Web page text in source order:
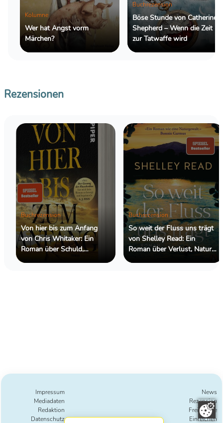
Kolumne
Wer hat Angst vorm
Märchen?
Buchrezension
Böse Stunde von Catherine
Shepherd – Wenn die Zeit
zur Tatwaffe wird
Rezensionen
Buchrezension
Von hier bis zum Anfang
von Chris Whitaker: Ein
Roman über Schuld,
Hoffnung und die
Buchrezension
So weit der Fluss uns trägt
von Shelley Read: Ein
Roman über Verlust, Natur
und die Kraft des
Impressum
Mediadaten
Redaktion
Datenschutz
News
Rezension
Freie Texte
Einreichen